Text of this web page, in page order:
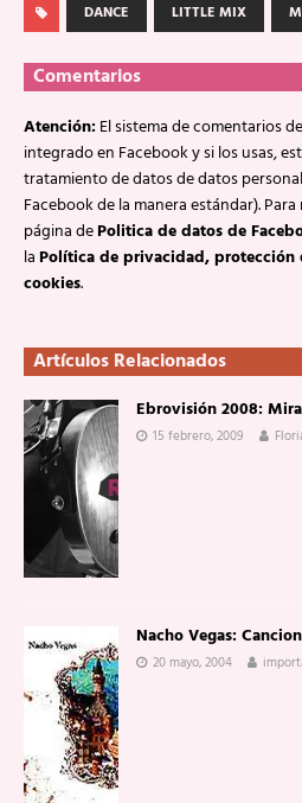
DANCE LITTLE MIX
Comentarios
Atención:El sistema de comentarios
integrado en Facebook y si los usas,
tratamiento de datos de datos
Facebook de la manera estándar).
página dePolitica de datos de
laPolítica de privacidad, protección
cookies.
Artículos Relacionados
Ebrovisión 2008:
15 febrero, 2009
Nacho Vegas:
20 mayo, 2004